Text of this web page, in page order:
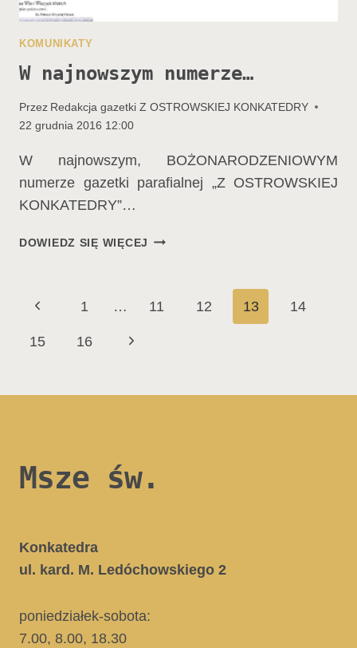
KOMUNIKATY
W najnowszym numerze…
Przez Redakcja gazetki Z OSTROWSKIEJ KONKATEDRY
22 grudnia 2016 12:00
W najnowszym, BOŻONARODZENIOWYM
numerze gazetki parafialnej „Z OSTROWSKIEJ
KONKATEDRY”…
DOWIEDZ SIĘ WIĘCEJ W
Nawigacja
strony
Poprzednia
strona
1 … 11 12 13 14
15 16
Następna
Msze św.
Konkatedra
ul. kard. M. Ledóchowskiego 2
poniedziałek-sobota:
7.00, 8.00, 18.30